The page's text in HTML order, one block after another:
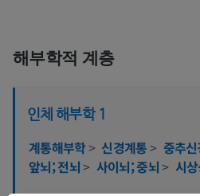
해부학적 계층
인체 해부학 1
계통해부학> 신경계통> 중추
앞뇌; 전뇌> 사이뇌; 중뇌> 시